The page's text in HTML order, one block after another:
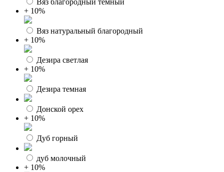
Вяз благородный темный
+ 10%
Вяз натуральный благородный
+ 10%
Дезира светлая
+ 10%
Дезира темная
Донской орех
+ 10%
Дуб горный
дуб молочный
+ 10%